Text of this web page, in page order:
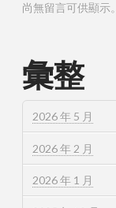
尚無留言可供顯示。
彙整
2026 年 5 月
2026 年 2 月
2026 年 1 月